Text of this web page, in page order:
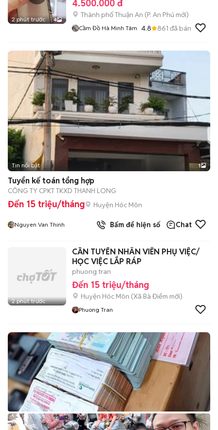
2 phút trước 4
4.500.000 đ
Thành phố Thuận An (P. An Phú mới)
Cầm Đồ Hà Minh Tâm 4.8 861 đã bán
Tin nổi bật 1
Tuyển kế toán tổng hợp
CÔNG TY CPKT TKXD THANH LONG
Đến 15 triệu/tháng Huyện Hóc Môn
Nguyen Van Thinh Bấm để hiện số Chat
2 phút trước
CẦN TUYỂN NHÂN VIÊN PHỤ VIỆC/
HỌC VIỆC LẮP RÁP
phuong tran
Đến 15 triệu/tháng
Huyện Hóc Môn (Xã Bà Điểm mới)
Phuong Tran